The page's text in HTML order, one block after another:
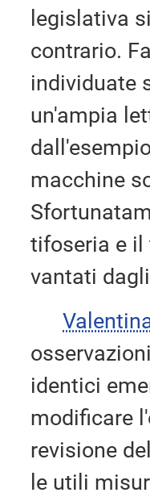
legislativa
contrario.
individuate
un'ampia
macchine
tifoseria e
vantati
identici
modificare
revisione
le utili